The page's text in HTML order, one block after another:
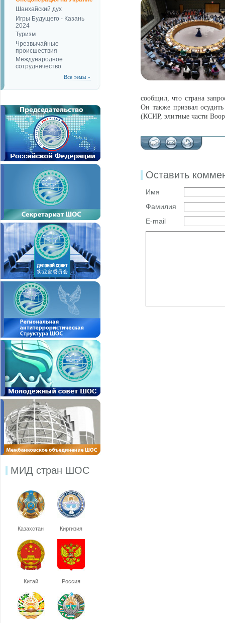
Шанхайский дух
Игры Будущего - Казань
2024
Туризм
Чрезвычайные
происшествия
Международное
сотрудничество
Все темы »
МИД стран ШОС
Казахстан Киргизия
Китай Россия
сообщил, что страна
Он также призвал
(КСИР, элитные части
Оставить
Имя
Фамилия
E-mail